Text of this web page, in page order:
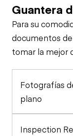
Air System
Trailer Chassis
Tires
General
Hydraulics
Guantera
Para su
documentos
tomar la mejor
Fotografías
plano
Inspection